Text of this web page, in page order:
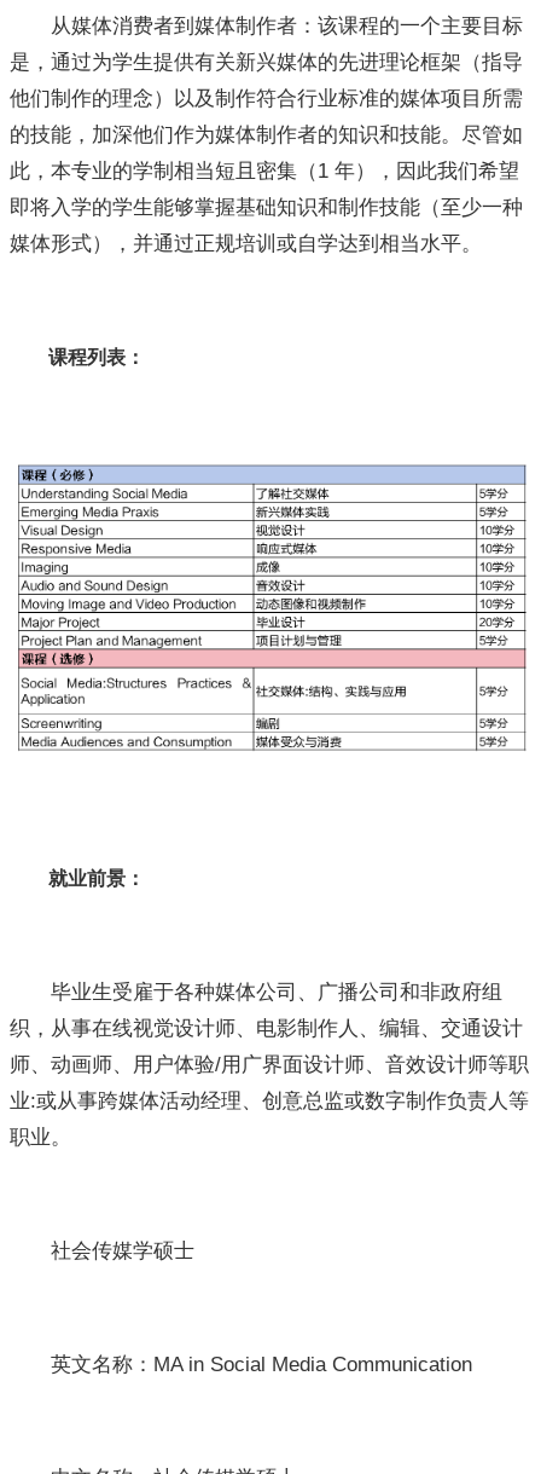
从媒体消费者到媒体制作者：该课程的一个主要目标
是，通过为学生提供有关新兴媒体的先进理论框架（指导
他们制作的理念）以及制作符合行业标准的媒体项目所需
的技能，加深他们作为媒体制作者的知识和技能。尽管如
此，本专业的学制相当短且密集（1 年），因此我们希望
即将入学的学生能够掌握基础知识和制作技能（至少一种
媒体形式），并通过正规培训或自学达到相当水平。
课程列表：
就业前景：
毕业生受雇于各种媒体公司、广播公司和非政府组
织，从事在线视觉设计师、电影制作人、编辑、交通设计
师、动画师、用户体验/用广界面设计师、音效设计师等职
业:或从事跨媒体活动经理、创意总监或数字制作负责人等
职业。
社会传媒学硕士
英文名称：MA in Social Media Communication